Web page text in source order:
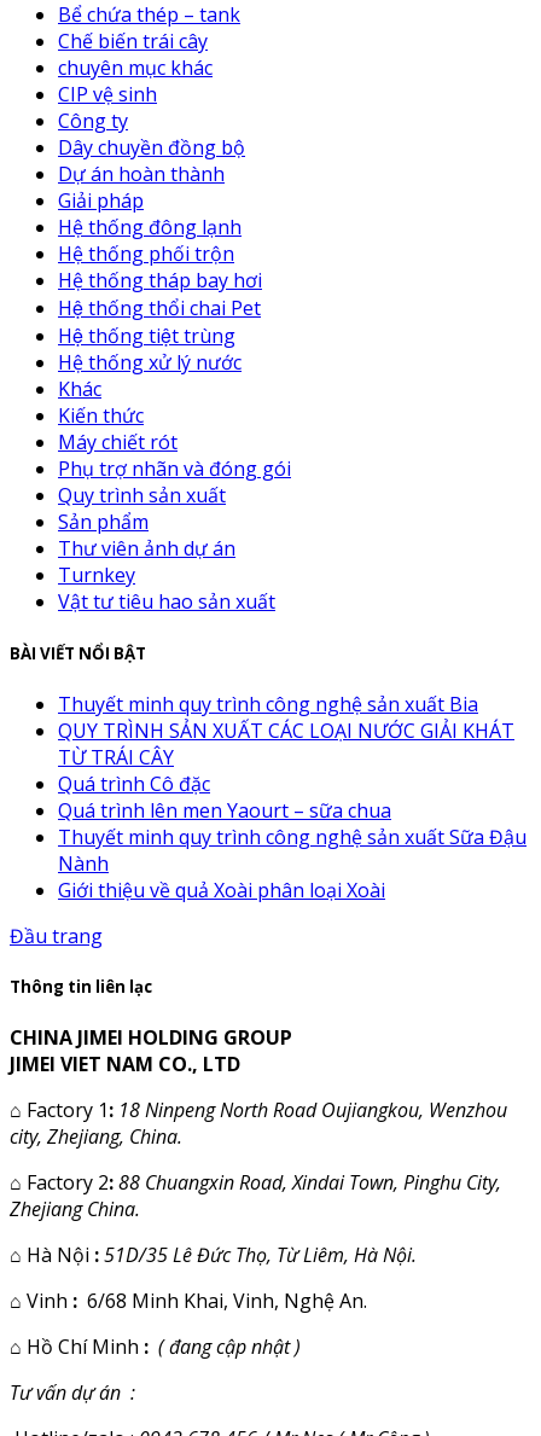
Bể chứa thép – tank
Chế biến trái cây
chuyên mục khác
CIP vệ sinh
Công ty
Dây chuyền đồng bộ
Dự án hoàn thành
Giải pháp
Hệ thống đông lạnh
Hệ thống phối trộn
Hệ thống tháp bay hơi
Hệ thống thổi chai Pet
Hệ thống tiệt trùng
Hệ thống xử lý nước
Khác
Kiến thức
Máy chiết rót
Phụ trợ nhãn và đóng gói
Quy trình sản xuất
Sản phẩm
Thư viên ảnh dự án
Turnkey
Vật tư tiêu hao sản xuất
BÀI VIẾT NỔI BẬT
Thuyết minh quy trình công nghệ sản xuất Bia
QUY TRÌNH SẢN XUẤT CÁC LOẠI NƯỚC GIẢI KHÁT
TỪ TRÁI CÂY
Quá trình Cô đặc
Quá trình lên men Yaourt – sữa chua
Thuyết minh quy trình công nghệ sản xuất Sữa Đậu
Nành
Giới thiệu về quả Xoài phân loại Xoài
Đầu trang
Thông tin liên lạc
CHINA JIMEI HOLDING GROUP
JIMEI VIET NAM CO., LTD
⌂ Factory 1: 18 Ninpeng North Road Oujiangkou, Wenzhou
city, Zhejiang, China.
⌂ Factory 2:88 Chuangxin Road, Xindai Town, Pinghu City,
Zhejiang China.
⌂ Hà Nội :51D/35 Lê Đức Thọ, Từ Liêm, Hà Nội.
⌂ Vinh : 6/68 Minh Khai, Vinh, Nghệ An.
⌂ Hồ Chí Minh : ( đang cập nhật )
Tư vấn dự án :